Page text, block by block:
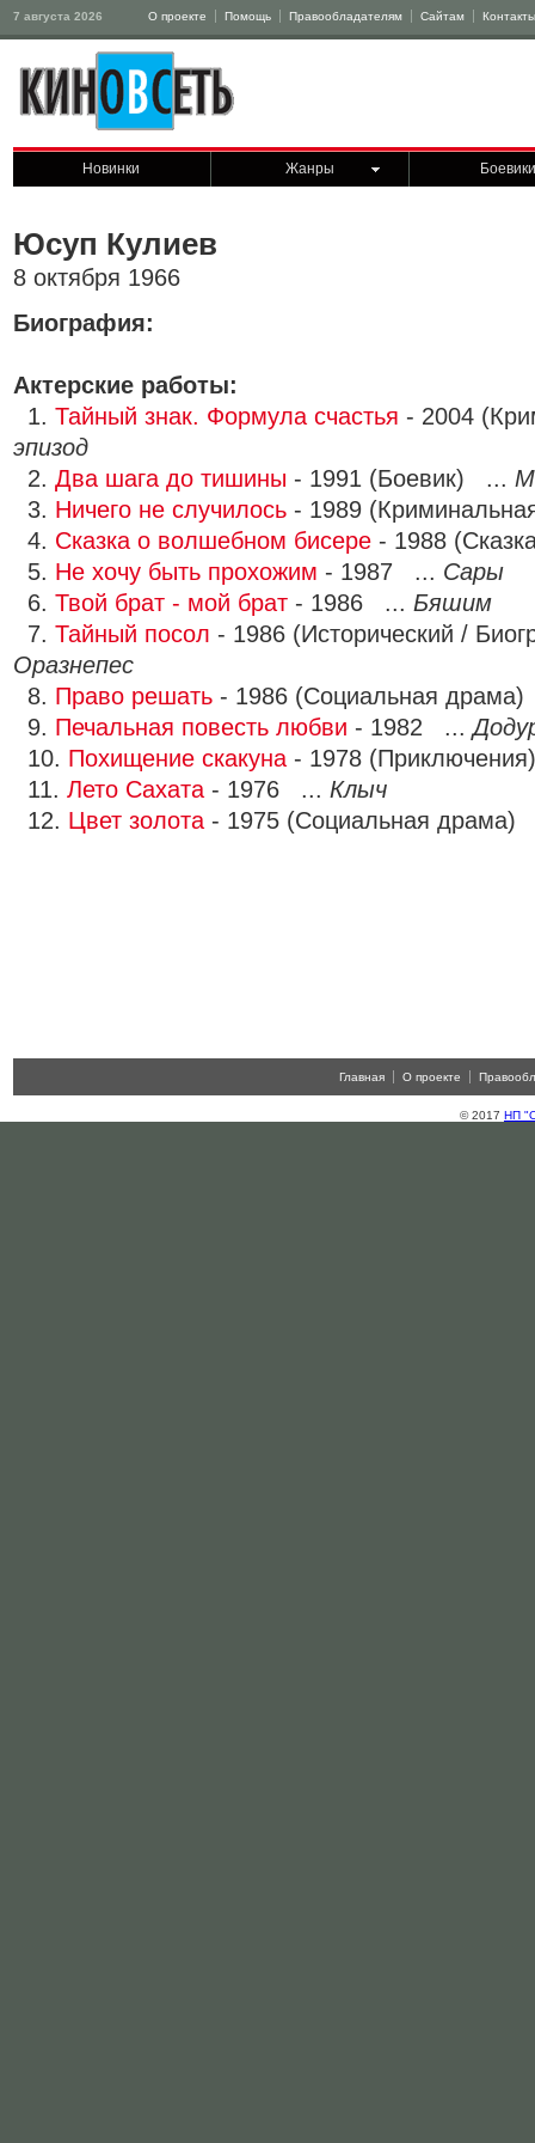
7 августа 2026 О проекте Помощь Правообладателям Сайтам Контакты
Новинки Жанры Боевики
Юсуп Кулиев
8 октября 1966
Биография:
Актерские работы:
1. Тайный знак. Формула счастья - 2004
эпизод
2. Два шага до тишины - 1991 (Боевик) ...
3. Ничего не случилось - 1989
4. Сказка о волшебном бисере - 1988
5. Не хочу быть прохожим - 1987 ... Сары
6. Твой брат - мой брат - 1986 ... Бяшим
7. Тайный посол - 1986 (Исторический /
Оразнепес
8. Право решать - 1986 (Социальная
9. Печальная повесть любви - 1982 ...
10. Похищение скакуна - 1978
11. Лето Сахата - 1976 ... Клыч
12. Цвет золота - 1975 (Социальная
Главная О проекте
© 2017 НП